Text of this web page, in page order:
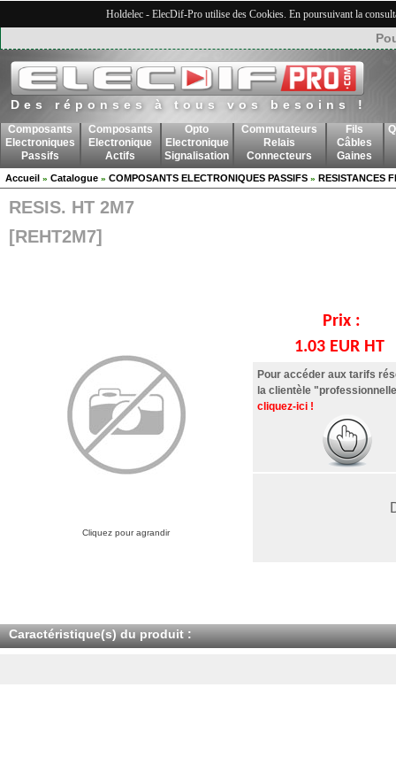
Holdelec - ElecDif-Pro utilise des Cookies. En poursuivant la
Des réponses à tous vos besoins !
Composants
Electroniques
Passifs
Composants
Electronique
Actifs
Opto
Electronique
Signalisation
Commutateurs
Relais
Connecteurs
Fils
Câbles
Gaines
Accueil » Catalogue » COMPOSANTS ELECTRONIQUES PASSIFS » RESISTANCES
RESIS. HT 2M7
[REHT2M7]
Cliquez pour agrandir
Prix :
1.03 EUR HT
Pour accéder aux tarifs
la clientèle
cliquez-ici !
Caractéristique(s) du produit :